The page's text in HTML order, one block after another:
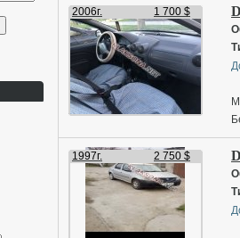
2006г. 1 700 $
1997г. 2 750 $